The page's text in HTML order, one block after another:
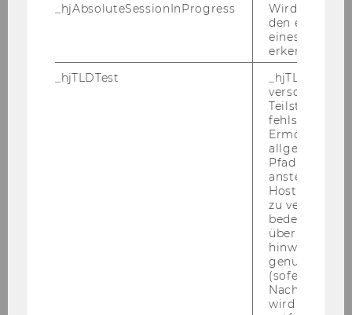
_hjAbsoluteSessionInProgress
Wird
den ersten
eines
erkennen.
_hjTLDTest
_hjTLDTest-
verschiedene
Teilstrings,
fehlschlägt.
Ermöglicht,
Pfad zu
anstelle des
Hostnamens
zu
bedeutet,
über
hinweg
genutzt
(sofern
Nach dieser
wird das